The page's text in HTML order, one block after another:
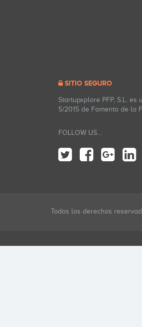
SITIO SEGURO
Startupxplore PFP, S.L.
5/2015 de Fomento de la
FOLLOW US...
Todos los derechos